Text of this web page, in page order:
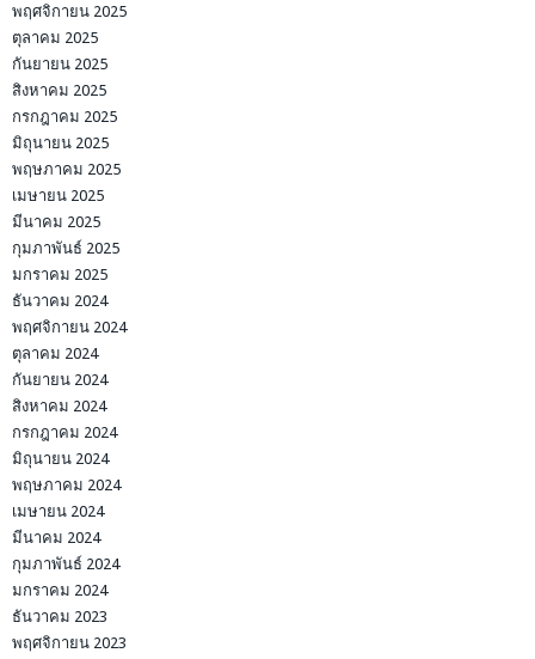
พฤศจิกายน 2025
ตุลาคม 2025
กันยายน 2025
สิงหาคม 2025
กรกฎาคม 2025
มิถุนายน 2025
พฤษภาคม 2025
เมษายน 2025
มีนาคม 2025
กุมภาพันธ์ 2025
มกราคม 2025
ธันวาคม 2024
พฤศจิกายน 2024
ตุลาคม 2024
กันยายน 2024
สิงหาคม 2024
กรกฎาคม 2024
มิถุนายน 2024
พฤษภาคม 2024
เมษายน 2024
มีนาคม 2024
กุมภาพันธ์ 2024
มกราคม 2024
ธันวาคม 2023
พฤศจิกายน 2023